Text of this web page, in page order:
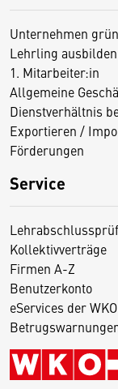
Unternehmen
Lehrling ausbilden
1. Mitarbeiter:in
Allgemeine
Dienstverhältnis
Exportieren /
Förderungen
Service
Kollektivverträge
Firmen A-Z
Benutzerkonto
eServices der WKO